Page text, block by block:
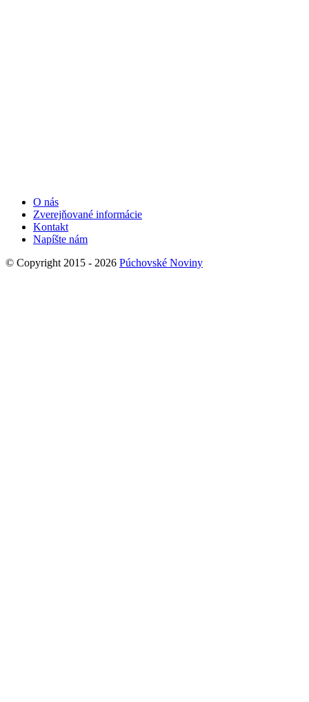
O nás
Zverejňované informácie
Kontakt
Napíšte nám
© Copyright 2015 - 2026 Púchovské Noviny